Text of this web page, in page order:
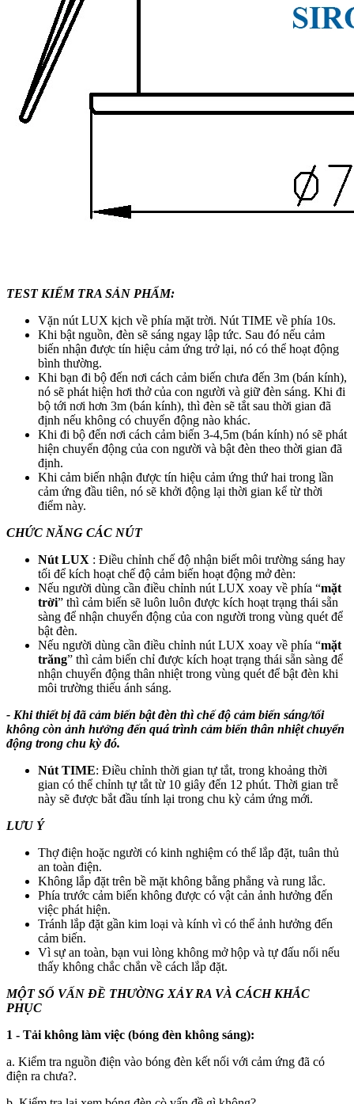
TEST KIỂM TRA SẢN PHẨM:
Vặn nút LUX kịch về phía mặt trời. Nút TIME về phía 10s.
Khi bật nguồn, đèn sẽ sáng ngay lập tức. Sau đó nếu cảm
biến nhận được tín hiệu cảm ứng trở lại, nó có thể hoạt động
bình thường.
Khi bạn đi bộ đến nơi cách cảm biến chưa đến 3m (bán kính),
nó sẽ phát hiện hơi thở của con người và giữ đèn sáng. Khi đi
bộ tới nơi hơn 3m (bán kính), thì đèn sẽ tắt sau thời gian đã
định nếu không có chuyển động nào khác.
Khi đi bộ đến nơi cách cảm biến 3-4,5m (bán kính) nó sẽ phát
hiện chuyển động của con người và bật đèn theo thời gian đã
định.
Khi cảm biến nhận được tín hiệu cảm ứng thứ hai trong lần
cảm ứng đầu tiên, nó sẽ khởi động lại thời gian kể từ thời
điểm này.
CHỨC NĂNG CÁC NÚT
Nút LUX : Điều chỉnh chế độ nhận biết môi trường sáng hay
tối để kích hoạt chế độ cảm biến hoạt động mở đèn:
Nếu người dùng cần điều chỉnh nút LUX xoay về phía “mặt
trời” thì cảm biến sẽ luôn luôn được kích hoạt trạng thái sẵn
sàng để nhận chuyển động của con người trong vùng quét để
bật đèn.
Nếu người dùng cần điều chỉnh nút LUX xoay về phía “mặt
trăng” thì cảm biến chỉ được kích hoạt trạng thái sẵn sàng để
nhận chuyển động thân nhiệt trong vùng quét để bật đèn khi
môi trường thiếu ánh sáng.
- Khi thiết bị đã cảm biến bật đèn thì chế độ cảm biến sáng/tối
không còn ảnh hưởng đến quá trình cảm biến thân nhiệt chuyển
động trong chu kỳ đó.
Nút TIME: Điều chỉnh thời gian tự tắt, trong khoảng thời
gian có thể chỉnh tự tắt từ 10 giây đến 12 phút. Thời gian trễ
này sẽ được bắt đầu tính lại trong chu kỳ cảm ứng mới.
LƯU Ý
Thợ điện hoặc người có kinh nghiệm có thể lắp đặt, tuân thủ
an toàn điện.
Không lắp đặt trên bề mặt không bằng phẳng và rung lắc.
Phía trước cảm biến không được có vật cản ảnh hưởng đến
việc phát hiện.
Tránh lắp đặt gần kim loại và kính vì có thể ảnh hưởng đến
cảm biến.
Vì sự an toàn, bạn vui lòng không mở hộp và tự đấu nối nếu
thấy không chắc chắn về cách lắp đặt.
MỘT SỐ VẤN ĐỀ THƯỜNG XẢY RA VÀ CÁCH KHẮC
PHỤC
1 - Tải không làm việc (bóng đèn không sáng):
a. Kiểm tra nguồn điện vào bóng đèn kết nối với cảm ứng đã có
điện ra chưa?.